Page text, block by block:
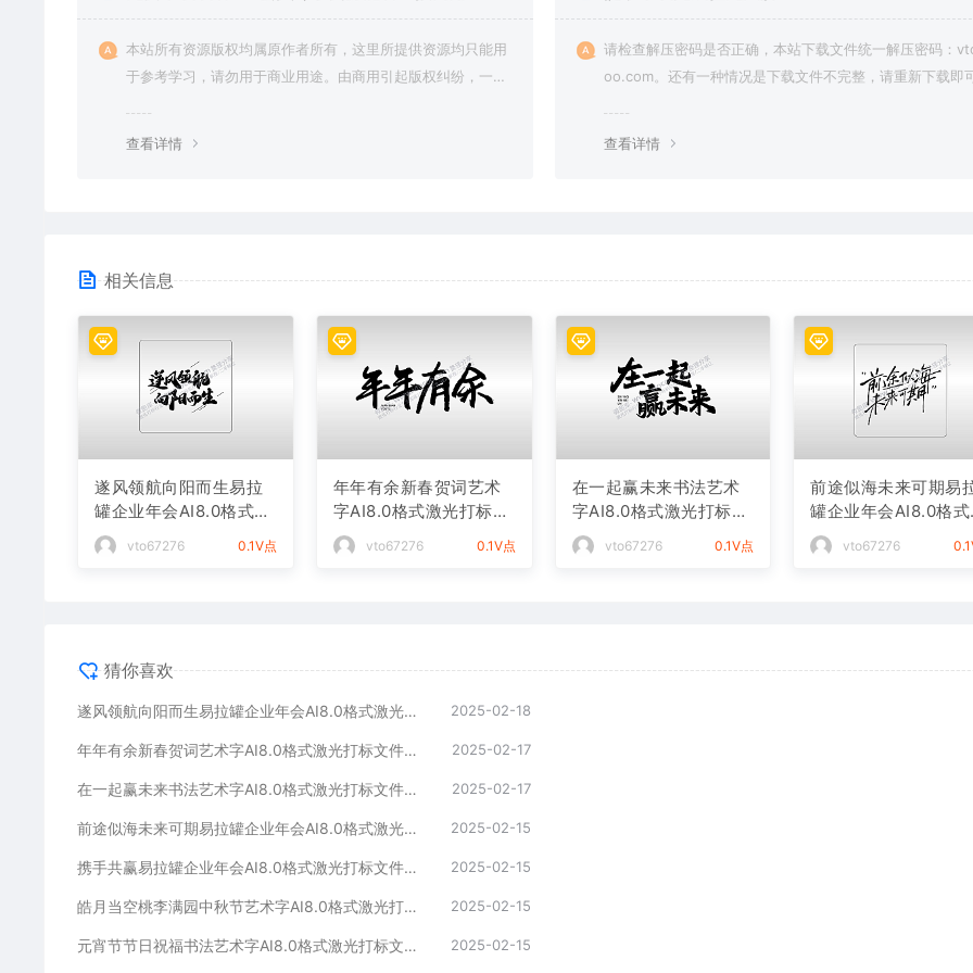
本站所有资源版权均属原作者所有，这里所提供资源均只能用
于参考学习，请勿用于商业用途。由商用引起版权纠纷，一切
查看详情
请检查解压密码是否正确，本站下载文件统一解压密码：
oo.com。还有一种情况是下载文件不完整，请重新下载即可
查看详情
相关信息
遂风领航向阳而生易拉
罐企业年会AI8.0格式激
光打标文件通用矢量图
vto67276 0.1V点
年年有余新春贺词艺术
字AI8.0格式激光打标文
件通用矢量图
vto67276 0.1V点
在一起赢未来书法艺术
字AI8.0格式激光打标文
件通用矢量图
vto67276 0.1V点
前途似海未来可期易
罐企业年会AI8.0格式
光打标文件通用矢量图
vto67276
猜你喜欢
遂风领航向阳而生易拉罐企业年会AI8.0格式激光打标文件通用矢量图 2025-02-18
年年有余新春贺词艺术字AI8.0格式激光打标文件通用矢量图 2025-02-17
在一起赢未来书法艺术字AI8.0格式激光打标文件通用矢量图 2025-02-17
前途似海未来可期易拉罐企业年会AI8.0格式激光打标文件通用矢量图 2025-02-15
携手共赢易拉罐企业年会AI8.0格式激光打标文件通用矢量图 2025-02-15
皓月当空桃李满园中秋节艺术字AI8.0格式激光打标文件通用矢量图 2025-02-15
元宵节节日祝福书法艺术字AI8.0格式激光打标文件通用矢量图 2025-02-15